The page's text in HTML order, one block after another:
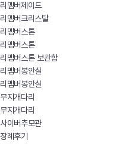
리멤버제이드
리멤버크리스탈
리멤버스톤
리멤버스톤
리멤버스톤 보관함
리멤버봉안실
리멤버봉안실
무지개다리
무지개다리
사이버추모관
장례후기